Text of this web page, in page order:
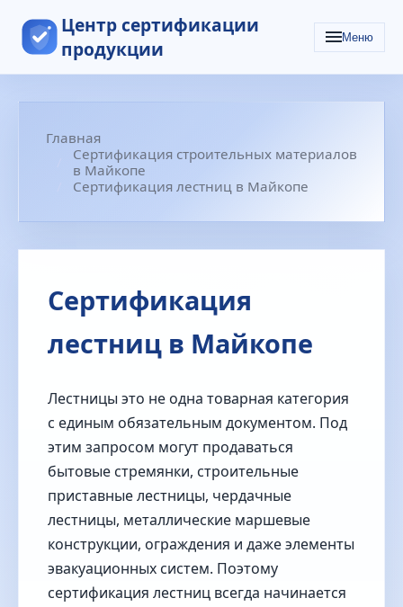
Центр сертификации
продукции
Меню
Главная
Сертификация строительных материалов
в Майкопе
Сертификация лестниц в Майкопе
Сертификация
лестниц в Майкопе
Лестницы это не одна товарная категория
с единым обязательным документом. Под
этим запросом могут продаваться
бытовые стремянки, строительные
приставные лестницы, чердачные
лестницы, металлические маршевые
конструкции, ограждения и даже элементы
эвакуационных систем. Поэтому
сертификация лестниц всегда начинается